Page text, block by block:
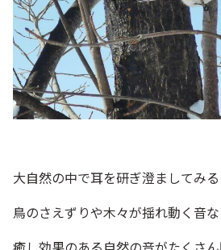
大自然の中で耳を研ぎ澄ましてみる
鳥のさえずりや木々が揺れ動く音